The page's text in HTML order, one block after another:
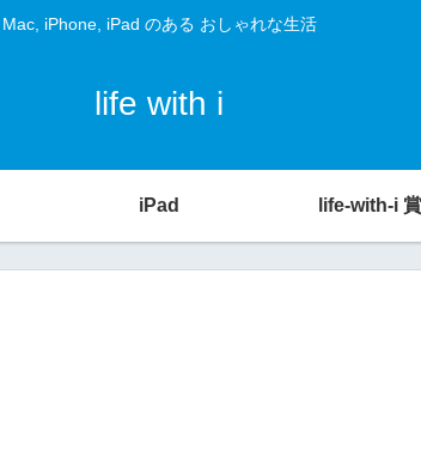
Mac, iPhone, iPad のある おしゃれな生活
life with i
iPad life-with-i 賞